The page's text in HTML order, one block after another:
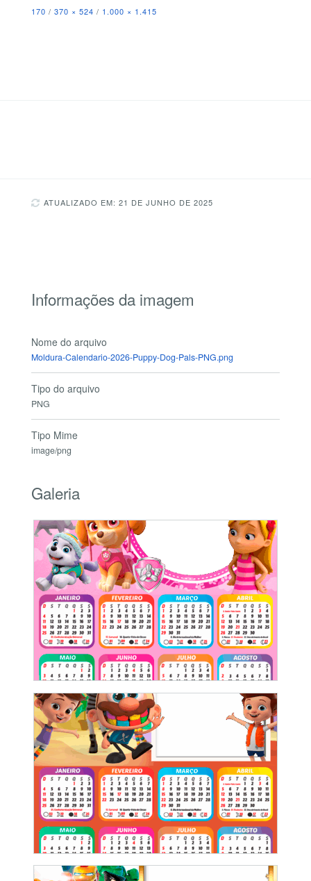
170 / 370 × 524 / 1.000 × 1.415
ATUALIZADO EM: 21 DE JUNHO DE 2025
Informações da imagem
Nome do arquivo
Moldura-Calendario-2026-Puppy-Dog-Pals-PNG.png
Tipo do arquivo
PNG
Tipo Mime
image/png
Galeria